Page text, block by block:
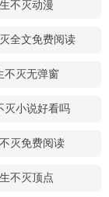
不灭动漫
全文免费阅读
不灭无弹窗
灭小说好看吗
灭免费阅读
不灭顶点